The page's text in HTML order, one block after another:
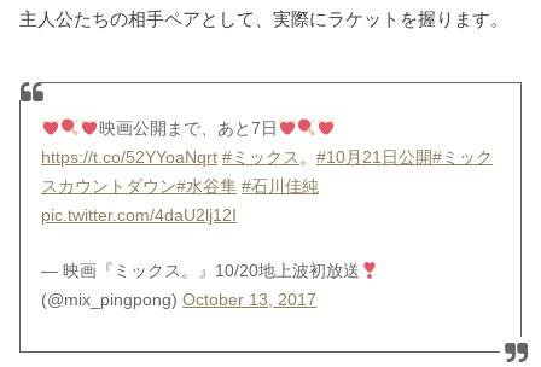
主人公たちの相手ペアとして、実際にラケットを握ります。
映画公開まで、あと7日
https://t.co/52YYoaNqrt #ミックス 。#10月21日公開#ミック
スカウントダウン#水谷隼 #石川佳純
pic.twitter.com/4daU2lj12I
— 映画『ミックス。』10/20地上波初放送
(@mix_pingpong)October 13, 2017